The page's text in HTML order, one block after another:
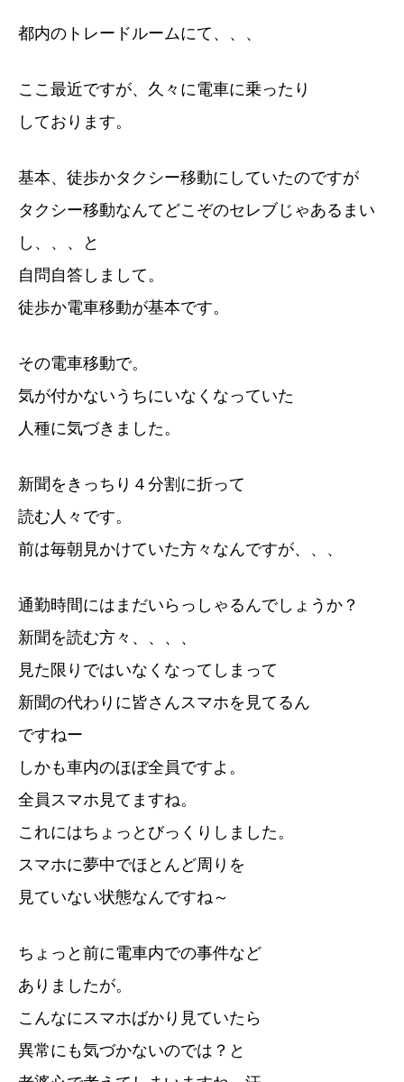
都内のトレードルームにて、、、
ここ最近ですが、久々に電車に乗ったり
しております。
基本、徒歩かタクシー移動にしていたのですが
タクシー移動なんてどこぞのセレブじゃあるまい
し、、、と
自問自答しまして。
徒歩か電車移動が基本です。
その電車移動で。
気が付かないうちにいなくなっていた
人種に気づきました。
新聞をきっちり４分割に折って
読む人々です。
前は毎朝見かけていた方々なんですが、、、
通勤時間にはまだいらっしゃるんでしょうか？
新聞を読む方々、、、、
見た限りではいなくなってしまって
新聞の代わりに皆さんスマホを見てるん
ですねー
しかも車内のほぼ全員ですよ。
全員スマホ見てますね。
これにはちょっとびっくりしました。
スマホに夢中でほとんど周りを
見ていない状態なんですね～
ちょっと前に電車内での事件など
ありましたが。
こんなにスマホばかり見ていたら
異常にも気づかないのでは？と